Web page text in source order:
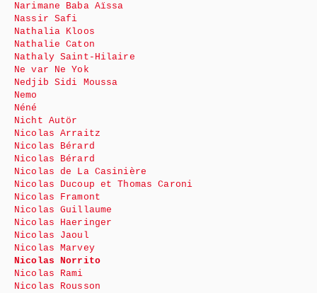
Narimane Baba Aïssa
Nassir Safi
Nathalia Kloos
Nathalie Caton
Nathaly Saint-Hilaire
Ne var Ne Yok
Nedjib Sidi Moussa
Nemo
Néné
Nicht Autör
Nicolas Arraitz
Nicolas Bérard
Nicolas Bérard
Nicolas de La Casinière
Nicolas Ducoup et Thomas Caroni
Nicolas Framont
Nicolas Guillaume
Nicolas Haeringer
Nicolas Jaoul
Nicolas Marvey
Nicolas Norrito
Nicolas Rami
Nicolas Rousson